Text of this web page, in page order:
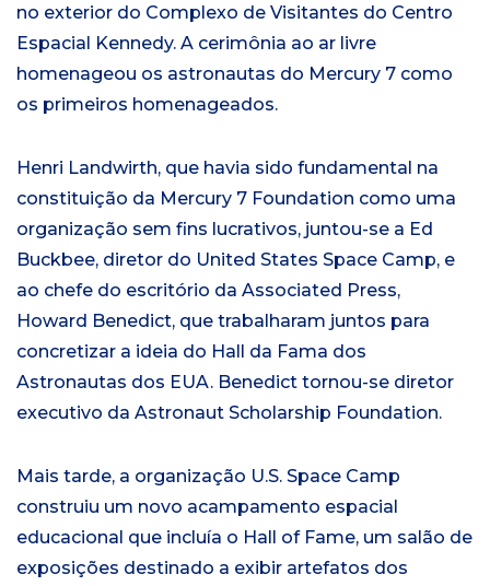
no exterior do Complexo de Visitantes do Centro
Espacial Kennedy. A cerimônia ao ar livre
homenageou os astronautas do Mercury 7 como
os primeiros homenageados.
Henri Landwirth, que havia sido fundamental na
constituição da Mercury 7 Foundation como uma
organização sem fins lucrativos, juntou-se a Ed
Buckbee, diretor do United States Space Camp, e
ao chefe do escritório da Associated Press,
Howard Benedict, que trabalharam juntos para
concretizar a ideia do Hall da Fama dos
Astronautas dos EUA. Benedict tornou-se diretor
executivo da Astronaut Scholarship Foundation.
Mais tarde, a organização U.S. Space Camp
construiu um novo acampamento espacial
educacional que incluía o Hall of Fame, um salão de
exposições destinado a exibir artefatos dos